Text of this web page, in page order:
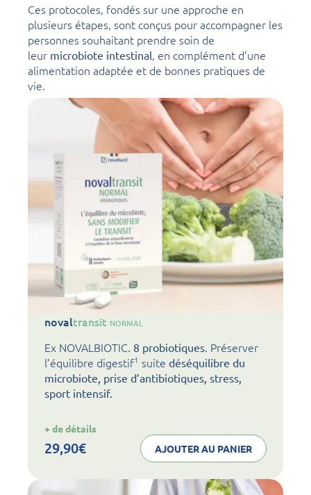
Ces protocoles, fondés sur une approche en
plusieurs étapes, sont conçus pour accompagner les
personnes souhaitant prendre soin de
leur microbiote intestinal, en complément d’une
alimentation adaptée et de bonnes pratiques de
vie.
novaltransit NORMAL
Ex NOVALBIOTIC. 8 probiotiques. Préserver
l’équilibre digestif1 suite déséquilibre du
microbiote, prise d’antibiotiques, stress,
sport intensif.
+ de détails
transit
29,90€ AJOUTER AU PANIER